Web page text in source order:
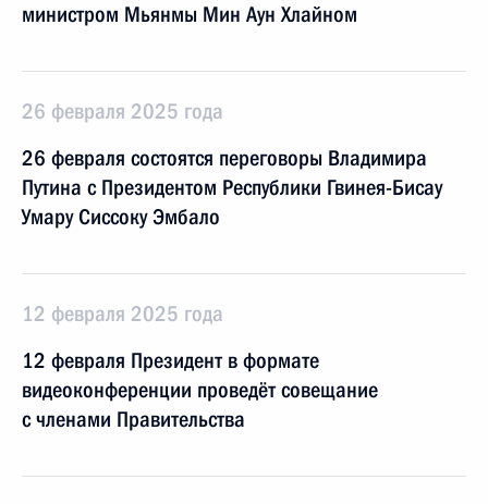
министром Мьянмы Мин Аун Хлайном
26 февраля 2025 года
26 февраля состоятся переговоры Владимира
Путина с Президентом Республики Гвинея-Бисау
Умару Сиссоку Эмбало
12 февраля 2025 года
12 февраля Президент в формате
видеоконференции проведёт совещание
с членами Правительства